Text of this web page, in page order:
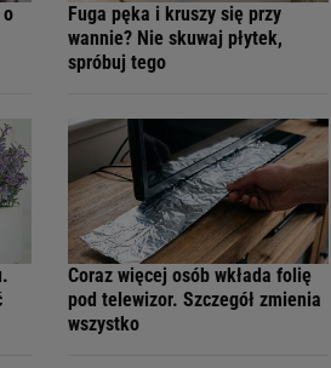
Fuga pęka i kruszy się przy
wannie? Nie skuwaj płytek,
spróbuj tego
Coraz więcej osób wkłada folię
pod telewizor. Szczegół zmienia
wszystko